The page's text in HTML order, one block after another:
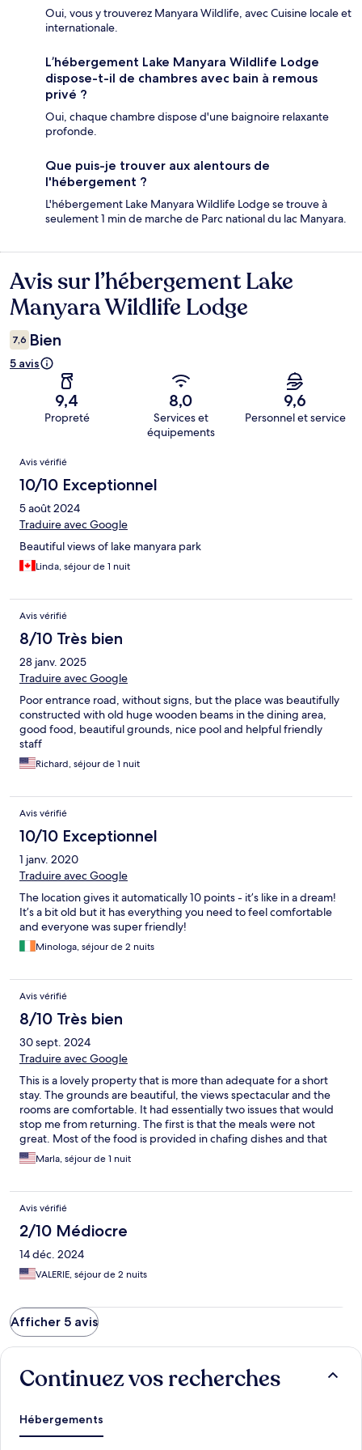
Oui, vous y trouverez Manyara Wildlife, avec Cuisine locale et
internationale.
L’hébergement Lake Manyara Wildlife Lodge
dispose-t-il de chambres avec bain à remous
privé ?
Oui, chaque chambre dispose d'une baignoire relaxante
profonde.
Que puis-je trouver aux alentours de
l'hébergement ?
L'hébergement Lake Manyara Wildlife Lodge se trouve à
seulement 1 min de marche de Parc national du lac Manyara.
Avis
Avis sur l’hébergement Lake
Manyara Wildlife Lodge
7,6 Bien
5 avis
9,4
Propreté
8,0
Services et
équipements
9,6
Personnel et service
Avis
Avis vérifié
10/10 Exceptionnel
5 août 2024
Traduire avec Google
Beautiful views of lake manyara park
Linda, séjour de 1 nuit
Avis vérifié
8/10 Très bien
28 janv. 2025
Traduire avec Google
Poor entrance road, without signs, but the place was beautifully
constructed with old huge wooden beams in the dining area,
good food, beautiful grounds, nice pool and helpful friendly
staff
Richard, séjour de 1 nuit
Avis vérifié
10/10 Exceptionnel
1 janv. 2020
Traduire avec Google
The location gives it automatically 10 points - it’s like in a dream!
It’s a bit old but it has everything you need to feel comfortable
and everyone was super friendly!
Minologa, séjour de 2 nuits
Avis vérifié
8/10 Très bien
30 sept. 2024
Traduire avec Google
This is a lovely property that is more than adequate for a short
stay. The grounds are beautiful, the views spectacular and the
rooms are comfortable. It had essentially two issues that would
stop me from returning. The first is that the meals were not
great. Most of the food is provided in chafing dishes and that
just doesn’t lend itself to quality eats. It wasn’t that crowded so I
didn’t even understand why at least main courses couldn’t be
attention to room conveniences. The Internet in the whole hotel
was very weak-even to the extent that hotel staff had to step
outside to process a credit card. In this day and age there is no
excuse for Internet that weak-it just isn’t that costly to provide
good internet at least in common areas let alone in individual
rooms. There were also too few plugs for charging devices and
very slow hot water. These things are all fairly easy to resolve if
location if some of these items were addressed.
Marla, séjour de 1 nuit
Avis vérifié
2/10 Médiocre
14 déc. 2024
VALERIE, séjour de 2 nuits
Afficher 5 avis
Continuez vos recherches
Hébergements